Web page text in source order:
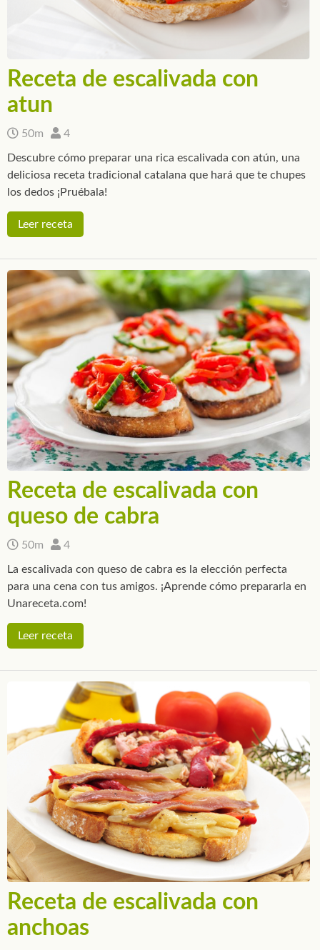
Receta de escalivada con
atun
50m 4
Descubre cómo preparar una rica escalivada con atún, una
deliciosa receta tradicional catalana que hará que te chupes
los dedos ¡Pruébala!
Leer receta
Receta de escalivada con
queso de cabra
50m 4
La escalivada con queso de cabra es la elección perfecta
para una cena con tus amigos. ¡Aprende cómo prepararla en
Unareceta.com!
Leer receta
Receta de escalivada con
anchoas